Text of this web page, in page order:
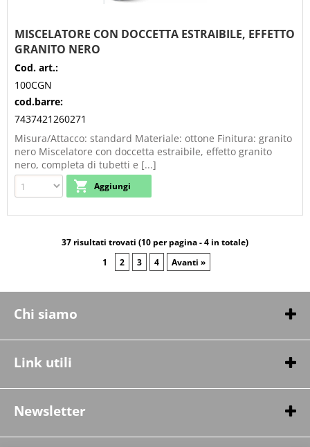
MISCELATORE CON DOCCETTA ESTRAIBILE, EFFETTO
GRANITO NERO
Cod. art.:
100CGN
cod.barre:
7437421260271
Misura/Attacco: standard Materiale: ottone Finitura: granito
nero Miscelatore con doccetta estraibile, effetto granito
nero, completa di tubetti e [...]
37 risultati trovati (10 per pagina - 4 in totale)
1
2 3 4 Avanti »
Chi siamo
Link utili
Privacy Policy
Politica di recesso
Newsletter